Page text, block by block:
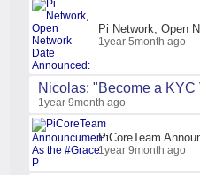
Pi Network, Open
1year 5month ago
Nicolas: "Become a KYC
1year 9month ago
PiCoreTeam
1year 9month ago